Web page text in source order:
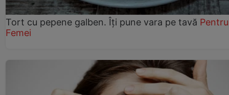
Tort cu pepene galben. Îți pune vara pe tavă Pentru
Femei